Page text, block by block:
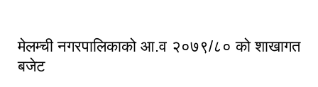
मेलम्ची नगरपालिकाको आ.व २०७९/८० को शाखागत
बजेट